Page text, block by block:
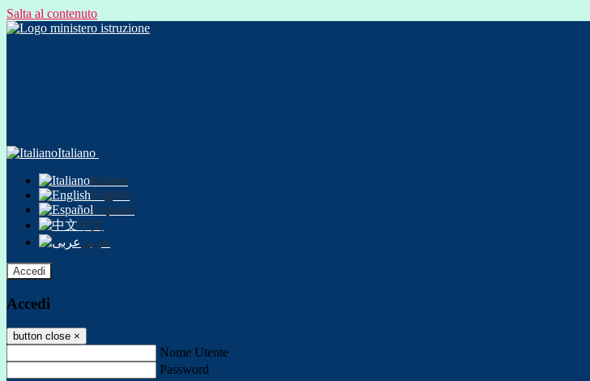
Salta al contenuto
Italiano
Italiano
English
Español
中文
عربى
Accedi
Accedi
button close ×
Nome Utente
Password